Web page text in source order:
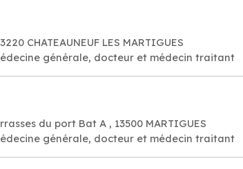
CHATEAUNEUF LES MARTIGUES
générale, docteur et médecin traitant
du port Bat A , 13500 MARTIGUES
générale, docteur et médecin traitant